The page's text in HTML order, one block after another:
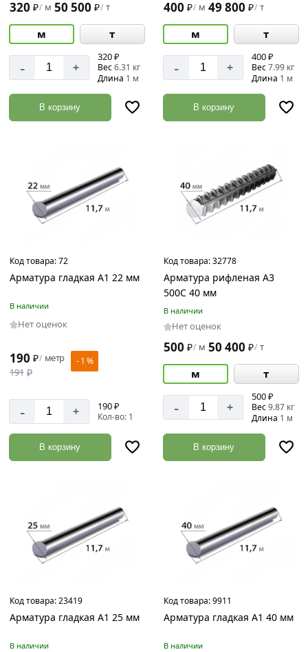
320 ₽/ м 50 500 ₽/ т
м т
- +
320 ₽
Вес6.31 кг
Длина 1 м
В корзину
400 ₽/ м 49 800 ₽/ т
м т
- +
400 ₽
Вес7.99 кг
Длина 1 м
В корзину
Код товара:72
Арматура гладкая А1 22 мм
В наличии
Нет оценок
190 ₽/ метр
191 ₽
- 1 %
- + 190 ₽
Кол-во: 1
В корзину
Код товара:32778
Арматура рифленая А3
500С 40 мм
В наличии
Нет оценок
500 ₽/ м 50 400 ₽/ т
м т
- +
500 ₽
Вес9.87 кг
Длина 1 м
В корзину
Код товара:23419
Арматура гладкая А1 25 мм
В наличии
Код товара:9911
Арматура гладкая А1 40 мм
В наличии